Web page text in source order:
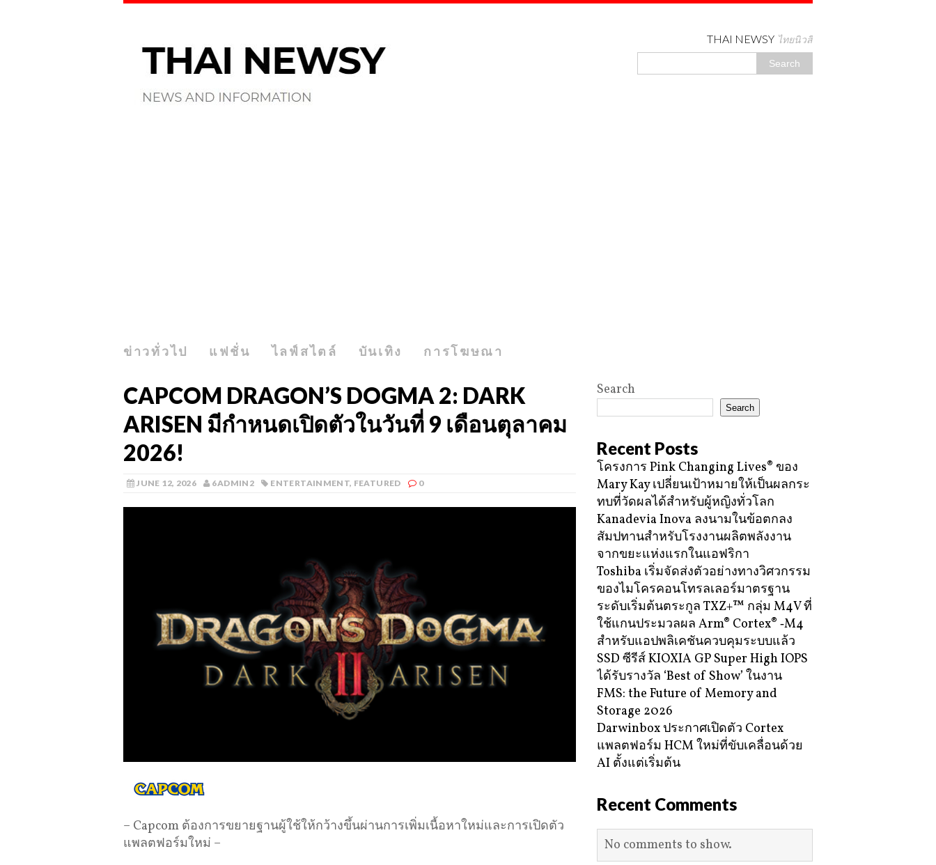
THAI NEWSY ไทยนิวสี่
ข่าวทั่วไป แฟชั่น ไลฟ์สไตล์ บันเทิง การโฆษณา
CAPCOM DRAGON’S DOGMA 2: DARK
ARISEN มีกำหนดเปิดตัวในวันที่ 9 เดือนตุลาคม
2026!
JUNE 12, 2026 6ADMIN2 ENTERTAINMENT, FEATURED 0
– Capcom ต้องการขยายฐานผู้ใช้ให้กว้างขึ้นผ่านการเพิ่มเนื้อหาใหม่และการเปิดตัว
แพลตฟอร์มใหม่ –
Search
Search
Recent Posts
โครงการ Pink Changing Lives® ของ
Mary Kay เปลี่ยนเป้าหมายให้เป็นผลกระ
ทบที่วัดผลได้สำหรับผู้หญิงทั่วโลก
Kanadevia Inova ลงนามในข้อตกลง
สัมปทานสำหรับโรงงานผลิตพลังงาน
จากขยะแห่งแรกในแอฟริกา
Toshiba เริ่มจัดส่งตัวอย่างทางวิศวกรรม
ของไมโครคอนโทรลเลอร์มาตรฐาน
ระดับเริ่มต้นตระกูล TXZ+™ กลุ่ม M4V ที่
ใช้แกนประมวลผล Arm® Cortex® ‑M4
สำหรับแอปพลิเคชันควบคุมระบบแล้ว
SSD ซีรีส์ KIOXIA GP Super High IOPS
ได้รับรางวัล ‘Best of Show’ ในงาน
FMS: the Future of Memory and
Storage 2026
Darwinbox ประกาศเปิดตัว Cortex
แพลตฟอร์ม HCM ใหม่ที่ขับเคลื่อนด้วย
AI ตั้งแต่เริ่มต้น
Recent Comments
No comments to show.